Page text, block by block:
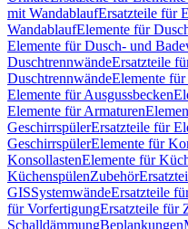
mit WandablaufErsatzteile für
WandablaufElemente für
Elemente für Dusch- und
DuschtrennwändeErsatzteile
DuschtrennwändeElemente für
Elemente für Ausgussbecken
Elemente für Armaturen
GeschirrspülerErsatzteile für
GeschirrspülerElemente für
KonsollastenElemente für
KüchenspülenZubehör
GISSystemwändeErsatzteile
für VorfertigungErsatzteile für
SchalldämmungBeplankungen